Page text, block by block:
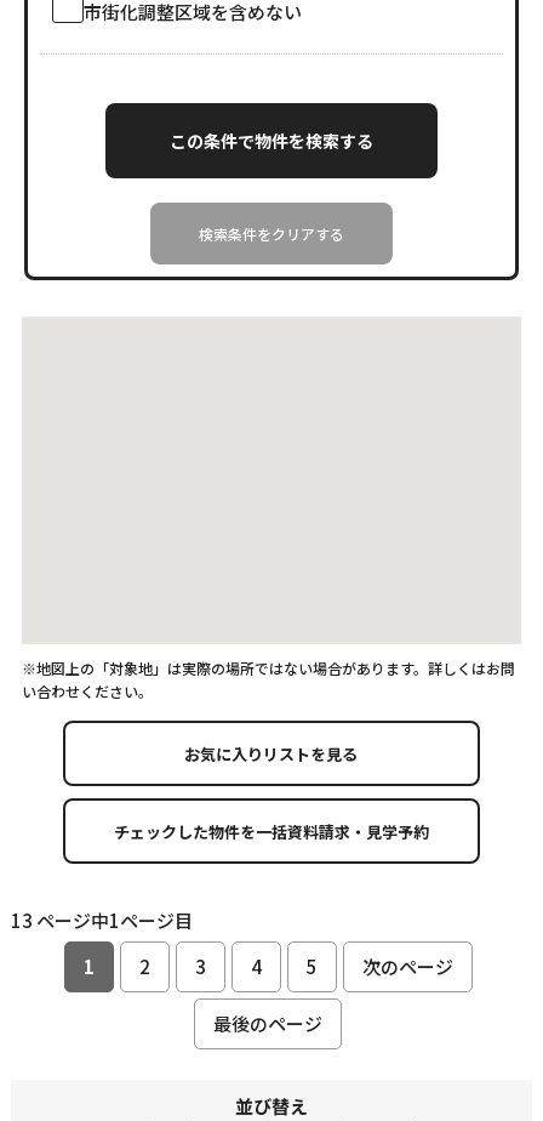
市街化調整区域を含めない
検索条件をクリアする
※地図上の「対象地」は実際の場所ではない場合があります。詳しくはお問
い合わせください。
お気に入りリストを見る
13 ページ中1ページ目
1
2 3 4 5 次のページ
最後のページ
並び替え